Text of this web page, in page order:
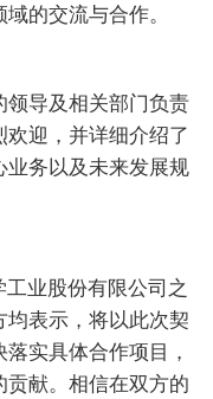
的交流与合作。
导及相关部门负责
迎，并详细介绍了
务以及未来发展规
业股份有限公司之
表示，将以此次契
实具体合作项目，
献。相信在双方的